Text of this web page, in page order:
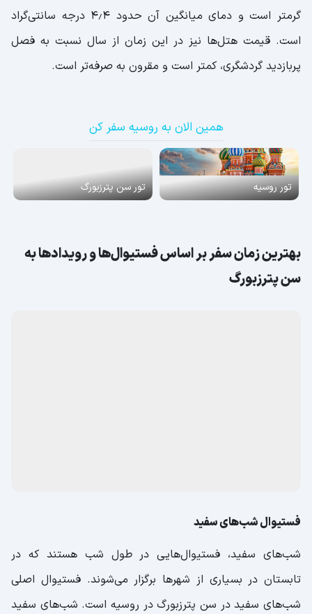
گرمتر است و دمای میانگین آن حدود ۴٫۴ درجه سانتی‌گراد
است. قیمت هتل‌ها نیز در این زمان از سال نسبت به فصل
پربازدید گردشگری، کمتر است و مقرون به صرفه‌تر است.
همین الان به روسیه سفر کن
تور روسیه تور سن پترزبورگ
بهترین زمان سفر بر اساس فستیوال‌ها و رویدادها به
سن پترزبورگ
فستیوال‌ شب‌های سفید
شب‌های سفید، فستیوال‌هایی در طول شب هستند که در
تابستان در بسیاری از شهرها برگزار می‌شوند. فستیوال اصلی
شب‌های سفید در سن پترزبورگ در روسیه است. شب‌های سفید